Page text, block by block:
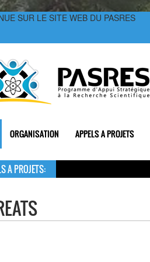
SUR LE SITE WEB DU PASRES
ORGANISATION APPELS A PROJETS
A PROJETS: